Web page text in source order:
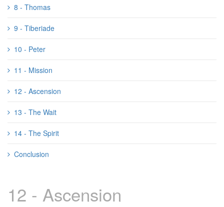
8 - Thomas
9 - Tiberiade
10 - Peter
11 - Mission
12 - Ascension
13 - The Wait
14 - The Spirit
Conclusion
12 - Ascension